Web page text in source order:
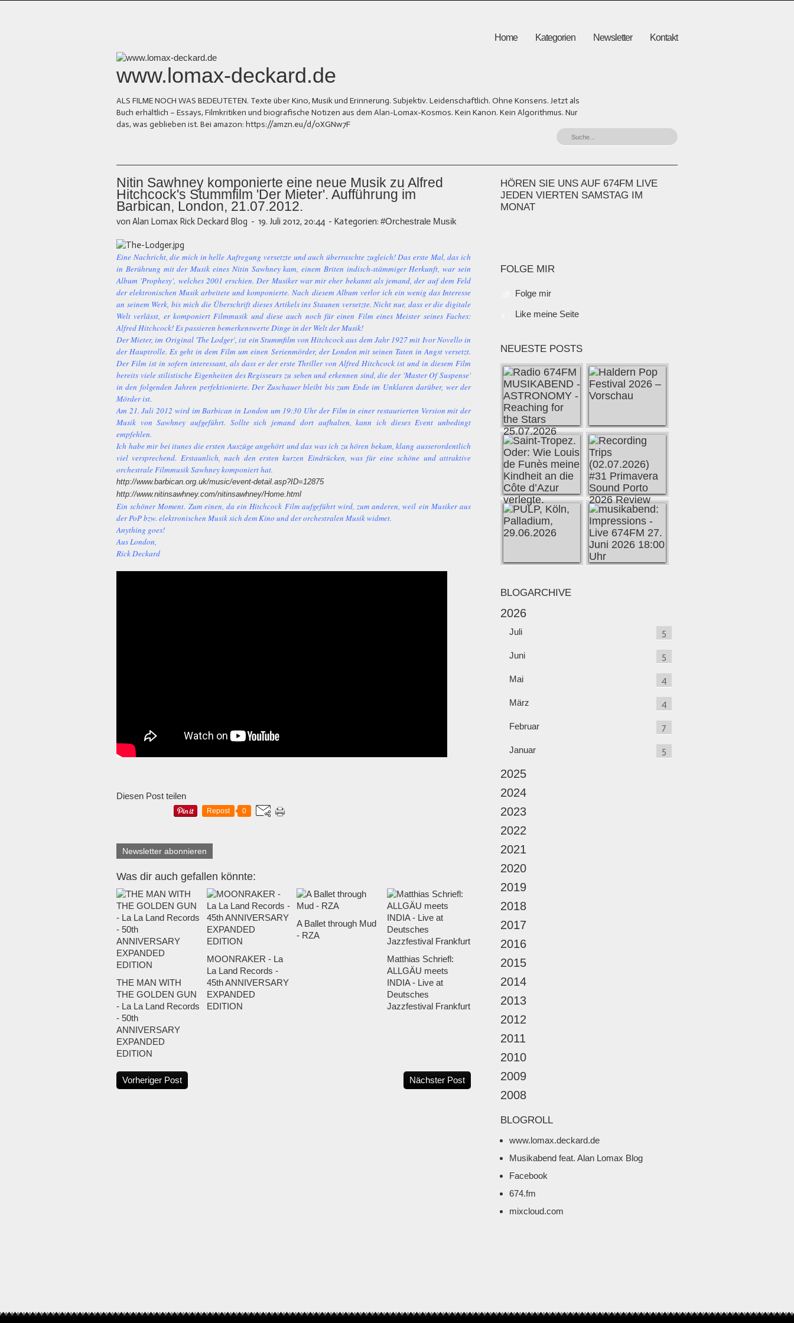
Home Kategorien Newsletter Kontakt
www.lomax-deckard.de
ALS FILME NOCH WAS BEDEUTETEN. Texte über Kino, Musik und Erinnerung. Subjektiv. Leidenschaftlich. Ohne Konsens. Jetzt als
Buch erhältlich – Essays, Filmkritiken und biografische Notizen aus dem Alan-Lomax-Kosmos. Kein Kanon. Kein Algorithmus. Nur
das, was geblieben ist. Bei amazon: https://amzn.eu/d/0XGNw7F
Nitin Sawhney komponierte eine neue Musik zu Alfred
Hitchcock's Stummfilm 'Der Mieter'. Aufführung im
Barbican, London, 21.07.2012.
von Alan Lomax Rick Deckard Blog - 19. Juli 2012, 20:44 - Kategorien: #Orchestrale Musik
Eine Nachricht, die mich in helle Aufregung versetzte und auch überraschte zugleich! Das erste Mal, das ich
in Berührung mit der Musik eines Nitin Sawhney kam, einem Briten indisch-stämmiger Herkunft, war sein
Album 'Prophesy', welches 2001 erschien. Der Musiker war mir eher bekannt als jemand, der auf dem Feld
der elektronischen Musik arbeitete und komponierte. Nach diesem Album verlor ich ein wenig das Interesse
an seinem Werk, bis mich die Überschrift dieses Artikels ins Staunen versetzte. Nicht nur, dass er die digitale
Welt verlässt, er komponiert Filmmusik und diese auch noch für einen Film eines Meister seines Faches:
Alfred Hitchcock! Es passieren bemerkenswerte Dinge in der Welt der Musik!
Der Mieter, im Original 'The Lodger', ist ein Stummfilm von Hitchcock aus dem Jahr 1927 mit Ivor Novello in
der Hauptrolle. Es geht in dem Film um einen Serienmörder, der London mit seinen Taten in Angst versetzt.
Der Film ist in sofern interessant, als dass er der erste Thriller von Alfred Hitchcock ist und in diesem Film
bereits viele stilistische Eigenheiten des Regisseurs zu sehen und erkennen sind, die der 'Master Of Suspense'
in den folgenden Jahren perfektionierte. Der Zuschauer bleibt bis zum Ende im Unklaren darüber, wer der
Mörder ist.
Am 21. Juli 2012 wird im Barbican in London um 19:30 Uhr der Film in einer restaurierten Version mit der
Musik von Sawhney aufgeführt. Sollte sich jemand dort aufhalten, kann ich dieses Event unbedingt
empfehlen.
Ich habe mir bei itunes die ersten Auszüge angehört und das was ich zu hören bekam, klang ausserordentlich
viel versprechend. Erstaunlich, nach den ersten kurzen Eindrücken, was für eine schöne und attraktive
orchestrale Filmmusik Sawhney komponiert hat.
http://www.barbican.org.uk/music/event-detail.asp?ID=12875
http://www.nitinsawhney.com/nitinsawhney/Home.html
Ein schöner Moment. Zum einen, da ein Hitchcock Film aufgeführt wird, zum anderen, weil ein Musiker aus
der PoP bzw. elektronischen Musik sich dem Kino und der orchestralen Musik widmet.
Anything goes!
Aus London,
Rick Deckard
Diesen Post teilen
Repost 0
Newsletter abonnieren
Was dir auch gefallen könnte:
THE MAN WITH
THE GOLDEN GUN
- La La Land Records
- 50th
ANNIVERSARY
EXPANDED
EDITION
MOONRAKER - La
La Land Records -
45th ANNIVERSARY
EXPANDED
EDITION
A Ballet through Mud
- RZA
Matthias Schriefl:
ALLGÄU meets
INDIA - Live at
Deutsches
Jazzfestival Frankfurt
Vorheriger Post Nächster Post
HÖREN SIE UNS AUF 674FM LIVE
JEDEN VIERTEN SAMSTAG IM
MONAT
FOLGE MIR
Folge mir
Like meine Seite
NEUESTE POSTS
BLOGARCHIVE
2026
Juli 5
Juni 5
Mai 4
März 4
Februar 7
Januar 5
2025
2024
2023
2022
2021
2020
2019
2018
2017
2016
2015
2014
2013
2012
2011
2010
2009
2008
BLOGROLL
www.lomax.deckard.de
Musikabend feat. Alan Lomax Blog
Facebook
674.fm
mixcloud.com